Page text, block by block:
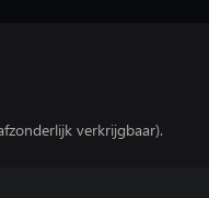
verkrijgbaar).